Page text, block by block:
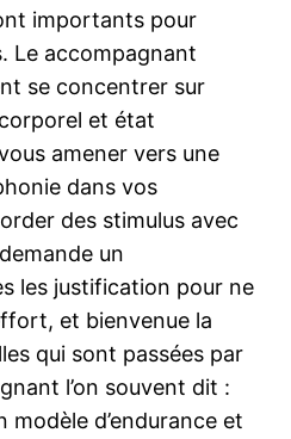
importants pour
Le accompagnant
se concentrer sur
et état
amener vers une
dans vos
des stimulus avec
un
les justification pour ne
et bienvenue la
qui sont passées par
l’on souvent dit :
modèle d’endurance et